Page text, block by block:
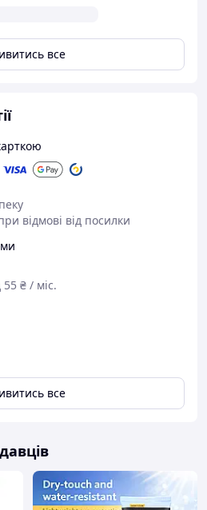
SPF 30
75 мл
18+, 25+, 30+, 40+
Фотостаріння,
Мінеральні (Zinc Oxide,
некомедогенна
опіків
все
відмові від посилки
₴ / міс.
все